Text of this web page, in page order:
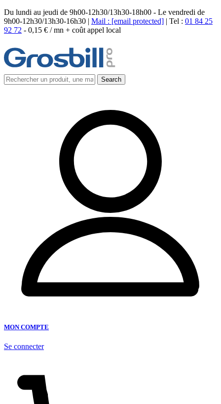
Du lundi au jeudi de 9h00-12h30/13h30-18h00 - Le vendredi de
9h00-12h30/13h30-16h30 | Mail : [email protected] | Tel : 01 84 25
92 72 - 0,15 € / mn + coût appel local
MON COMPTE
Se connecter